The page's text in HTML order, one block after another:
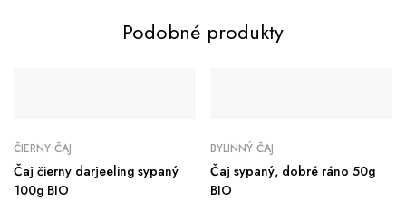
Podobné produkty
ČIERNY ČAJ
Čaj čierny darjeeling sypaný
100g BIO
BYLINNÝ ČAJ
Čaj sypaný, dobré ráno 50g
BIO